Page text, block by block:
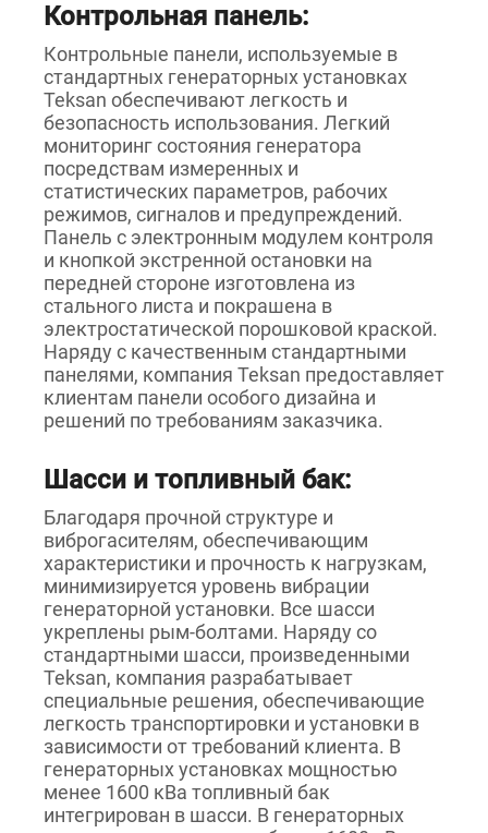
Контрольная панель:
Контрольные панели, используемые в
стандартных генераторных установках
Teksan обеспечивают легкость и
безопасность использования. Легкий
мониторинг состояния генератора
посредствам измеренных и
статистических параметров, рабочих
режимов, сигналов и предупреждений.
Панель с электронным модулем контроля
и кнопкой экстренной остановки на
передней стороне изготовлена из
стального листа и покрашена в
электростатической порошковой краской.
Наряду с качественным стандартными
панелями, компания Teksan предоставляет
клиентам панели особого дизайна и
решений по требованиям заказчика.
Шасси и топливный бак:
Благодаря прочной структуре и
виброгасителям, обеспечивающим
характеристики и прочность к нагрузкам,
минимизируется уровень вибрации
генераторной установки. Все шасси
укреплены рым-болтами. Наряду со
стандартными шасси, произведенными
Teksan, компания разрабатывает
специальные решения, обеспечивающие
легкость транспортировки и установки в
зависимости от требований клиента. В
генераторных установках мощностью
менее 1600 кВа топливный бак
интегрирован в шасси. В генераторных